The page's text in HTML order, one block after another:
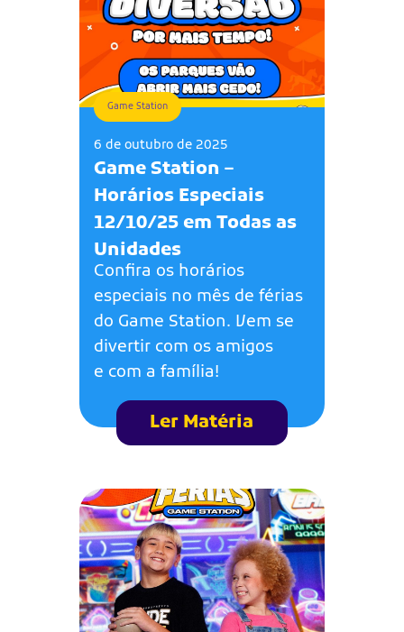
Game Station
6 de outubro de 2025
Game Station –
Horários Especiais
12/10/25 em Todas as
Unidades
Confira os horários
especiais no mês de férias
do Game Station. Vem se
divertir com os amigos
e com a família!
Ler Matéria